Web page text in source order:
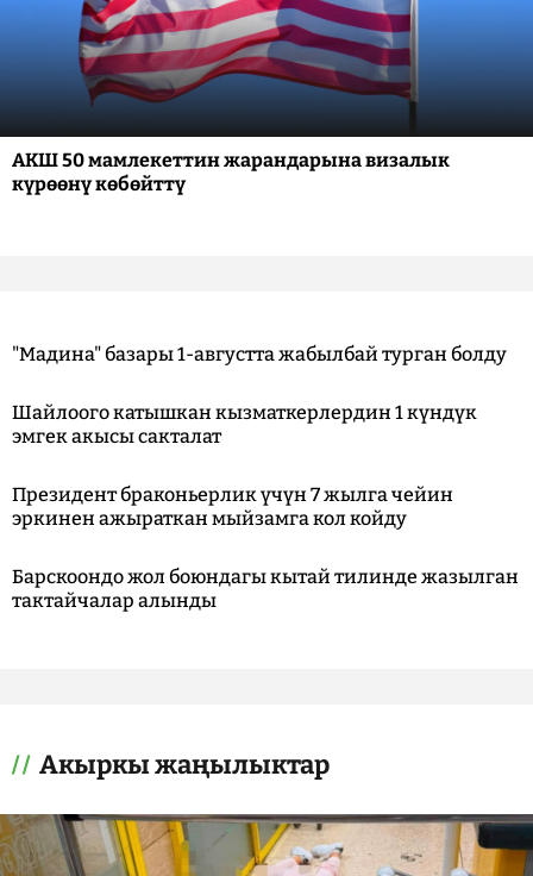
АКШ 50 мамлекеттин жарандарына визалык
күрөөнү көбөйттү
"Мадина" базары 1-августта жабылбай турган болду
Шайлоого катышкан кызматкерлердин 1 күндүк
эмгек акысы сакталат
Президент браконьерлик үчүн 7 жылга чейин
эркинен ажыраткан мыйзамга кол койду
Барскоондо жол боюндагы кытай тилинде жазылган
тактайчалар алынды
Акыркы жаңылыктар